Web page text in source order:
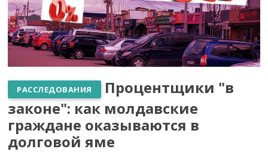
РАССЛЕДОВАНИЯ
Процентщики "в
законе": как молдавские
граждане оказываются в
долговой яме